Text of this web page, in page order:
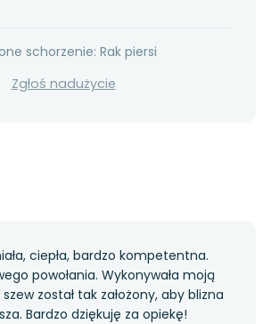
schorzenie: Rak piersi
Zgłoś nadużycie
ciepła, bardzo kompetentna.
powołania. Wykonywała moją
został tak założony, aby blizna
Bardzo dziękuję za opiekę!